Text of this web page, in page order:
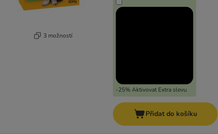
3 možností
-25% Aktivovat Extra slevu
Přidat do košíku